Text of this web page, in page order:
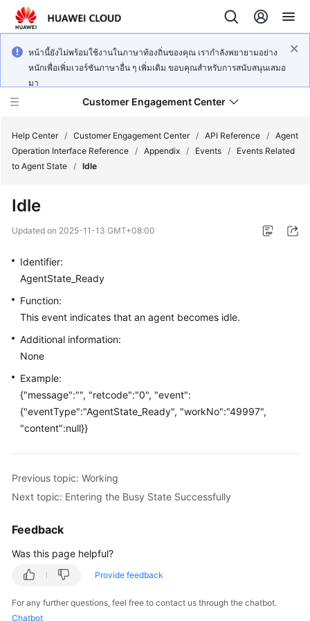
หน้านี้ยังไม่พร้อมใช้งานในภาษาท้องถิ่นของคุณ เรากำลังพยายามอย่าง
หนักเพื่อเพิ่มเวอร์ชันภาษาอื่น ๆ เพิ่มเติม ขอบคุณสำหรับการสนับสนุนเสมอ
มา
Customer Engagement Center
Getting
User
Price
Details
Guide
API
Reference
General
Glossary
Responsibilities
Help Center / Customer Engagement Center / API Reference / Agent
Operation Interface Reference / Appendix / Events /
Events Related
to Agent State / Idle
Idle
Updated on 2025-11-13 GMT+08:00
Identifier:
AgentState_Ready
Function:
This event indicates that an agent becomes idle.
Additional information:
None
Example:
{"message":"", "retcode":"0", "event":
{"eventType":"AgentState_Ready", "workNo":"49997",
"content":null}}
Previous topic: Working
Next topic: Entering the Busy State Successfully
Feedback
Was this page helpful?
Provide feedback
For any further questions, feel free to contact us through the chatbot.
Chatbot